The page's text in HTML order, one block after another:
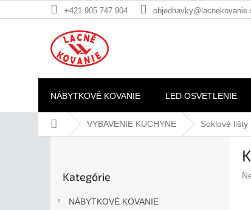
na
+421 905 747 904
NÁBYTKOVÉ KOVANIE LED OSVETLENIE
DomovVYBAVENIE KUCHYNE Soklové lišty
kategórie
Kategórie
NÁBYTKOVÉ KOVANIE